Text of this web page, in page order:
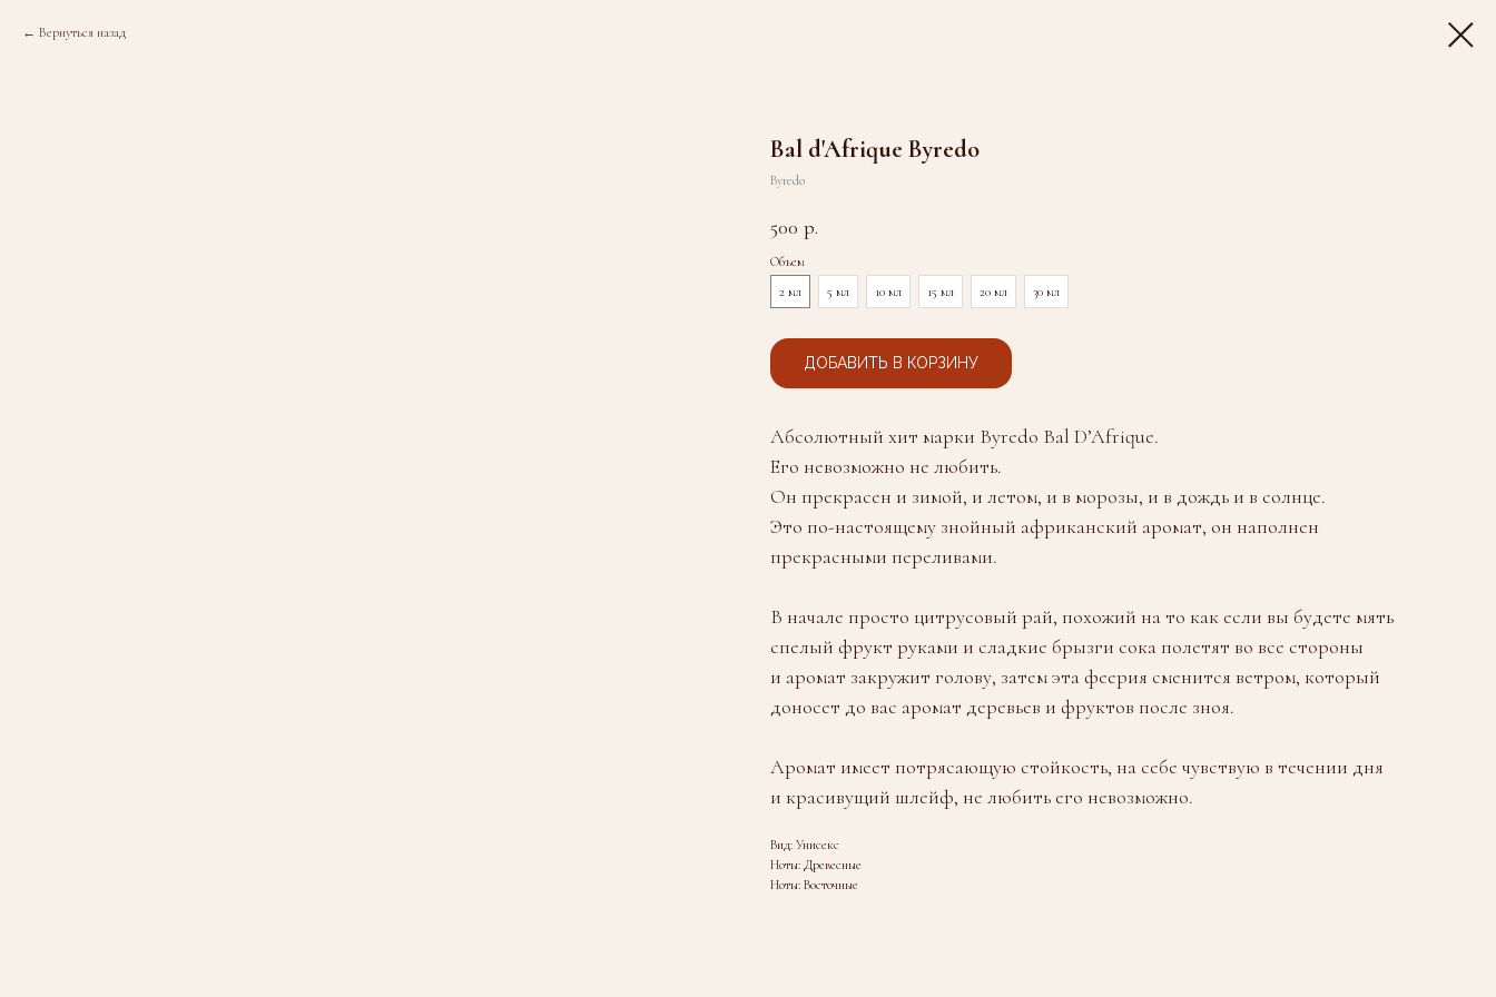
Вернуться назад
Bal d'Afrique Byredo
Byredo
500 р.
Объем
2 мл
5 мл 10 мл 15 мл 20 мл 30 мл
ДОБАВИТЬ В КОРЗИНУ
Абсолютный хит марки Byredo Bal D’Afrique.
Его невозможно не любить.
Он прекрасен и зимой, и летом, и в морозы, и в дождь и в солнце.
Это по-настоящему знойный африканский аромат, он наполнен
прекрасными переливами.
В начале просто цитрусовый рай, похожий на то как если вы будете мять
спелый фрукт руками и сладкие брызги сока полетят во все стороны
и аромат закружит голову, затем эта феерия сменится ветром, который
доносет до вас аромат деревьев и фруктов после зноя.
Аромат имеет потрясающую стойкость, на себе чувствую в течении дня
и красивущий шлейф, не любить его невозможно.
Вид: Унисекс
Ноты: Древесные
Ноты: Восточные